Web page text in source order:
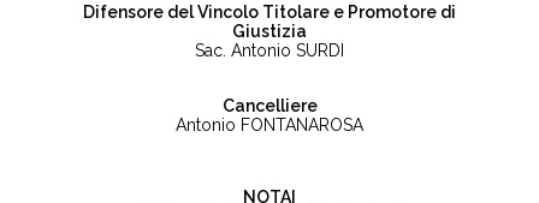
Difensore del Vincolo Titolare e Promotore di
Giustizia
Sac. Antonio SURDI
Cancelliere
Antonio FONTANAROSA
NOTAI